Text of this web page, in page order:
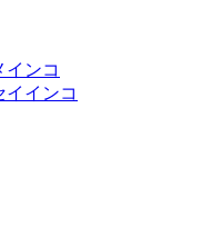
ンコ
インコ